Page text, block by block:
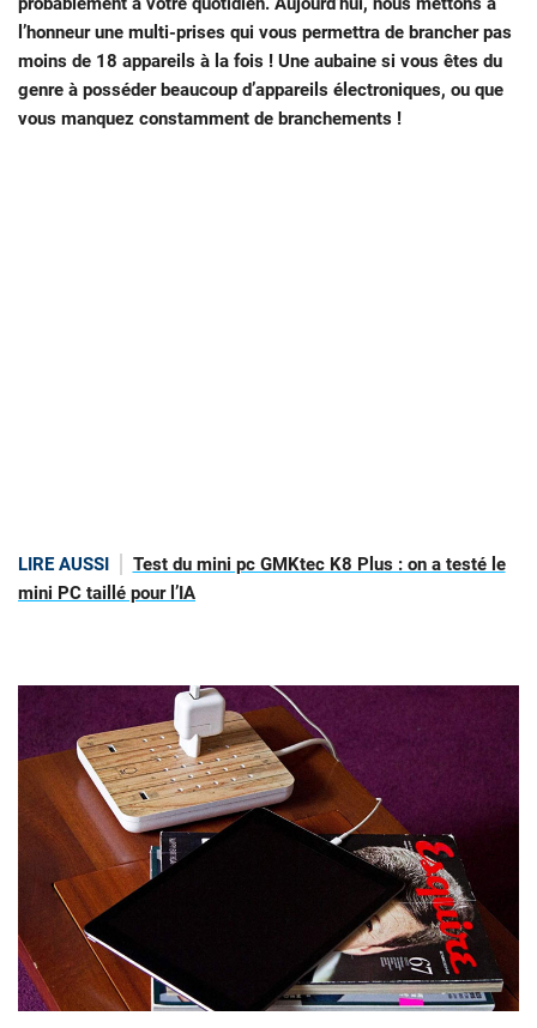
l’honneur une multi-prises qui vous permettra de brancher pas
moins de 18 appareils à la fois ! Une aubaine si vous êtes du
genre à posséder beaucoup d’appareils électroniques, ou que
vous manquez constamment de branchements !
LIRE AUSSI
Test du mini pc GMKtec K8 Plus : on a testé le
mini PC taillé pour l’IA